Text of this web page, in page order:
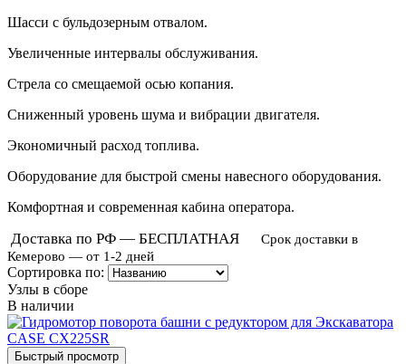
Шасси с бульдозерным отвалом.
Увеличенные интервалы обслуживания.
Стрела со смещаемой осью копания.
Сниженный уровень шума и вибрации двигателя.
Экономичный расход топлива.
Оборудование для быстрой смены навесного оборудования.
Комфортная и современная кабина оператора.
Доставка по РФ — БЕСПЛАТНАЯ
Срок доставки в
Кемерово — от 1-2 дней
Сортировка по:
Узлы в сборе
В наличии